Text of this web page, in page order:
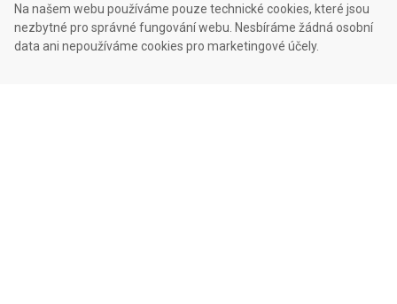
Na našem webu používáme pouze technické cookies, které jsou
nezbytné pro správné fungování webu. Nesbíráme žádná osobní
data ani nepoužíváme cookies pro marketingové účely.